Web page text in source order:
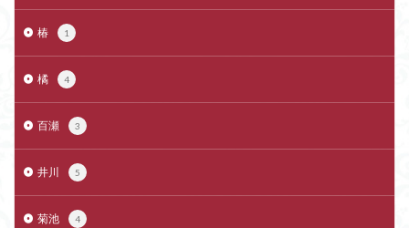
椿 1
橘 4
百瀬 3
井川 5
菊池 4